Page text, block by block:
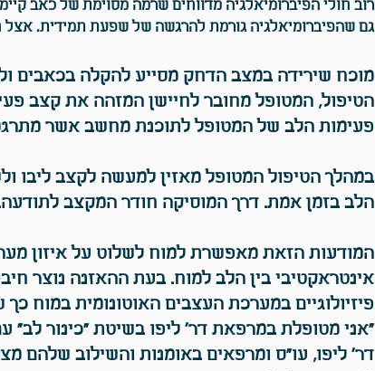
רוב חולי הפיברומיאלגיה מדווחים שרמה מסוימת של כאב
גם שהפיברומיאלגיה גורמת להרגשה של שפעת תמידית. אצל
מוכח שירידה במצב הדחק מסייע להקלה בכאבים
הטיפול, המטופל מחובר לחיישן המזהה את קצב
פעימות הלב של המטופל לתוכנת מחשב אשר
במהלך הטיפול המטופל מאזין למעשה לקצב ליבו
הלב בזמן אמת. דרך המוסיקה חודר המקצב
המודעות הזאת מאפשרת למוח לשלוט על איזון
אינטראקטיבי בין הלב למוח. בעת ההאזנה נוצר
פיזיולוגיים במערכת העצבים האוטונומית במוח כך
"אני מטופלת במרפאת דר' ליפו בשיטת "כינור לב"
דר' ליפו, עו"ס ומרפאים באומנות והשילוב שלהם